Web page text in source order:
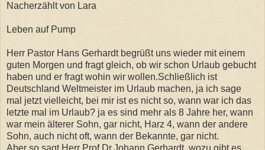
Nacherzählt von Lara
Leben auf Pump
Herr Pastor Hans Gerhardt begrüßt uns wieder mit einem
guten Morgen und fragt gleich, ob wir schon Urlaub gebucht
haben und er fragt wohin wir wollen.Schließlich ist
Deutschland Weltmeister im Urlaub machen, ja ich sage
mal jetzt vielleicht, bei mir ist es nicht so, wann war ich das
letzte mal im Urlaub? ja es sind mehr als 8 Jahre her, wann
war mein älterer Sohn, gar nicht, Harz 4, wann der andere
Sohn, auch nicht oft, wann der Bekannte, gar nicht.